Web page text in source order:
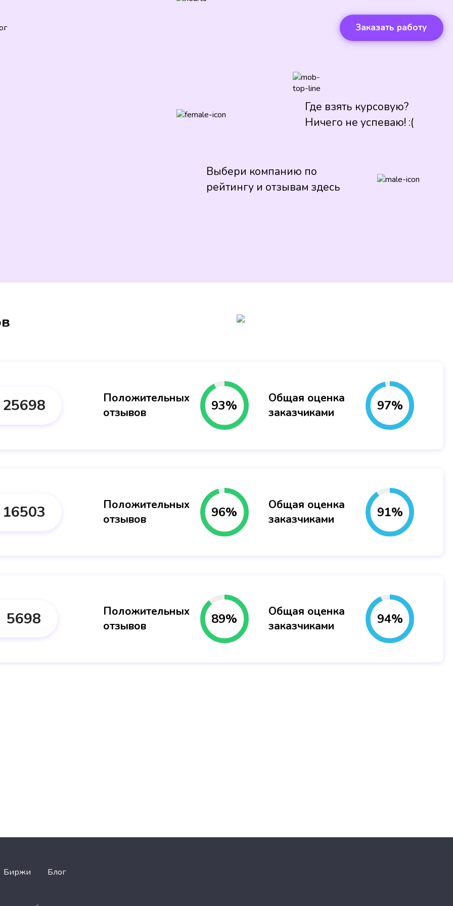
Заказать работу
Где взять курсовую?
Ничего не успеваю! :(
Выбери компанию по
рейтингу и отзывам здесь
25698
Положительных
отзывов
93%
Общая оценка
заказчиками
97%
16503
Положительных
отзывов
96%
Общая оценка
заказчиками
91%
5698
Положительных
отзывов
89%
Общая оценка
заказчиками
94%
Биржи Блог